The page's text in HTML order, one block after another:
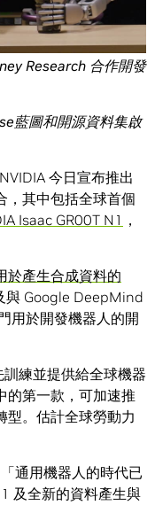
現已開放使用，提供
Research 合作開發
藍圖和開源資料集啟
NVIDIA 今日宣布推出
，其中包括全球首個
Isaac GR00T N1 ，
於產生合成資料的
與 Google DeepMind
用於開發機器人的開
練並提供給全球機器
的第一款，可加速推
型。估計全球勞動力
通用機器人的時代已
及全新的資料產生與